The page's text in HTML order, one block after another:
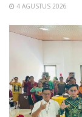
4 AGUSTUS 2026